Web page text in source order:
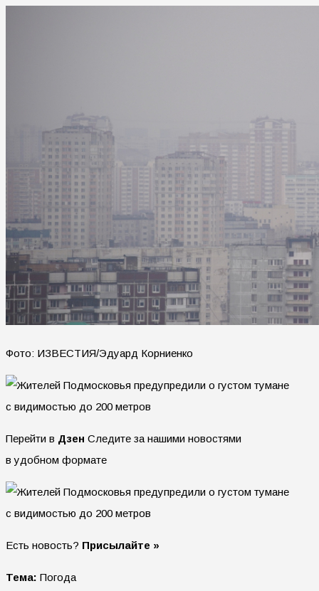
Фото: ИЗВЕСТИЯ/Эдуард Корниенко
Перейти в Дзен Следите за нашими новостями
в удобном формате
Есть новость? Присылайте »
Тема: Погода